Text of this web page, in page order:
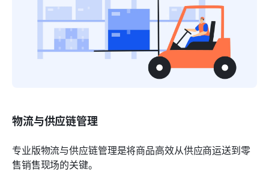
物流与供应链管理
专业版物流与供应链管理是将商品高效从供应商运送到零
售销售现场的关键。